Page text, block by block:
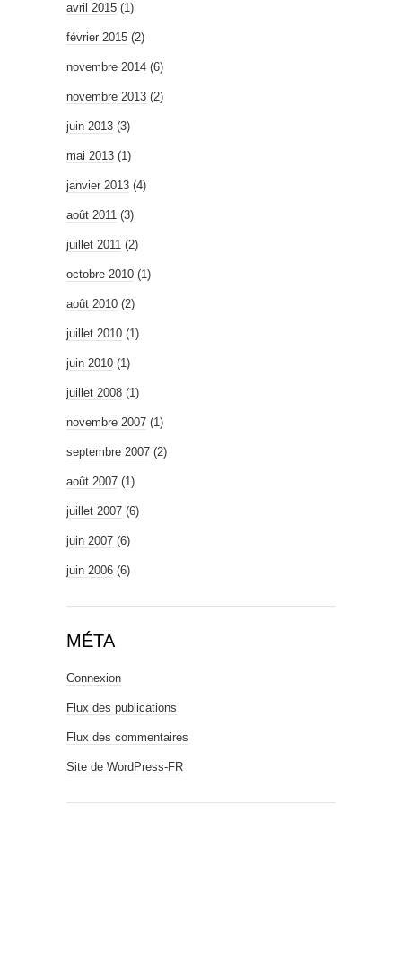
avril 2015 (1)
février 2015 (2)
novembre 2014 (6)
novembre 2013 (2)
juin 2013 (3)
mai 2013 (1)
janvier 2013 (4)
août 2011 (3)
juillet 2011 (2)
octobre 2010 (1)
août 2010 (2)
juillet 2010 (1)
juin 2010 (1)
juillet 2008 (1)
novembre 2007 (1)
septembre 2007 (2)
août 2007 (1)
juillet 2007 (6)
juin 2007 (6)
juin 2006 (6)
MÉTA
Connexion
Flux des publications
Flux des commentaires
Site de WordPress-FR